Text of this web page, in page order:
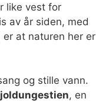
like vest for
av år siden, med
at naturen her er
og stille vann.
, en